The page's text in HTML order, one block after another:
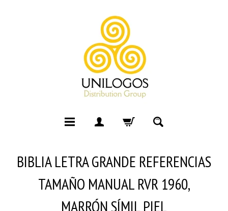
BIBLIA LETRA GRANDE REFERENCIAS
TAMAÑO MANUAL RVR 1960,
MARRÓN SÍMIL PIEL